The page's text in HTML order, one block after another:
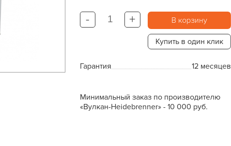
- + В корзину
Купить в один клик
Гарантия 12 месяцев
Минимальный заказ по производителю
«Вулкан-Heidebrenner» - 10 000 руб.